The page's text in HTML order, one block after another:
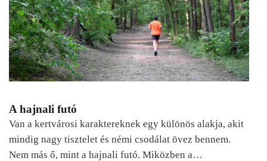
A hajnali futó
Van a kertvárosi karaktereknek egy különös alakja, akit
mindig nagy tisztelet és némi csodálat övez bennem.
Nem más ő, mint a hajnali futó. Miközben a…